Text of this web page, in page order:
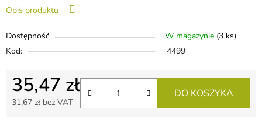
Opis produktu
Dostępność W magazynie (3 ks)
Kod:
4499
35,47 zł
31,67 zł bez VAT
DO KOSZYKA